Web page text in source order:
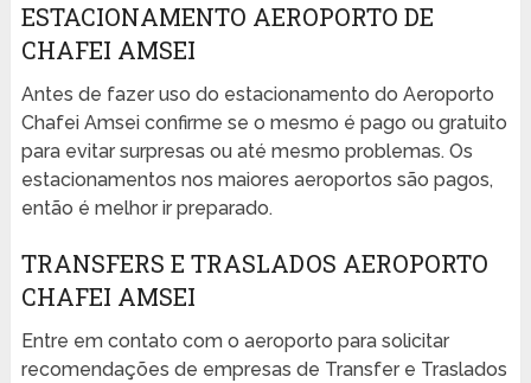
ESTACIONAMENTO AEROPORTO DE
CHAFEI AMSEI
Antes de fazer uso do estacionamento do Aeroporto
Chafei Amsei confirme se o mesmo é pago ou gratuito
para evitar surpresas ou até mesmo problemas. Os
estacionamentos nos maiores aeroportos são pagos,
então é melhor ir preparado.
TRANSFERS E TRASLADOS AEROPORTO
CHAFEI AMSEI
Entre em contato com o aeroporto para solicitar
recomendações de empresas de Transfer e Traslados